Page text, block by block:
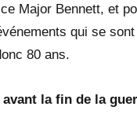
Major Bennett, et
qui se
80 ans.
la fin de la